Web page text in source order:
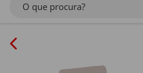
O que procura?